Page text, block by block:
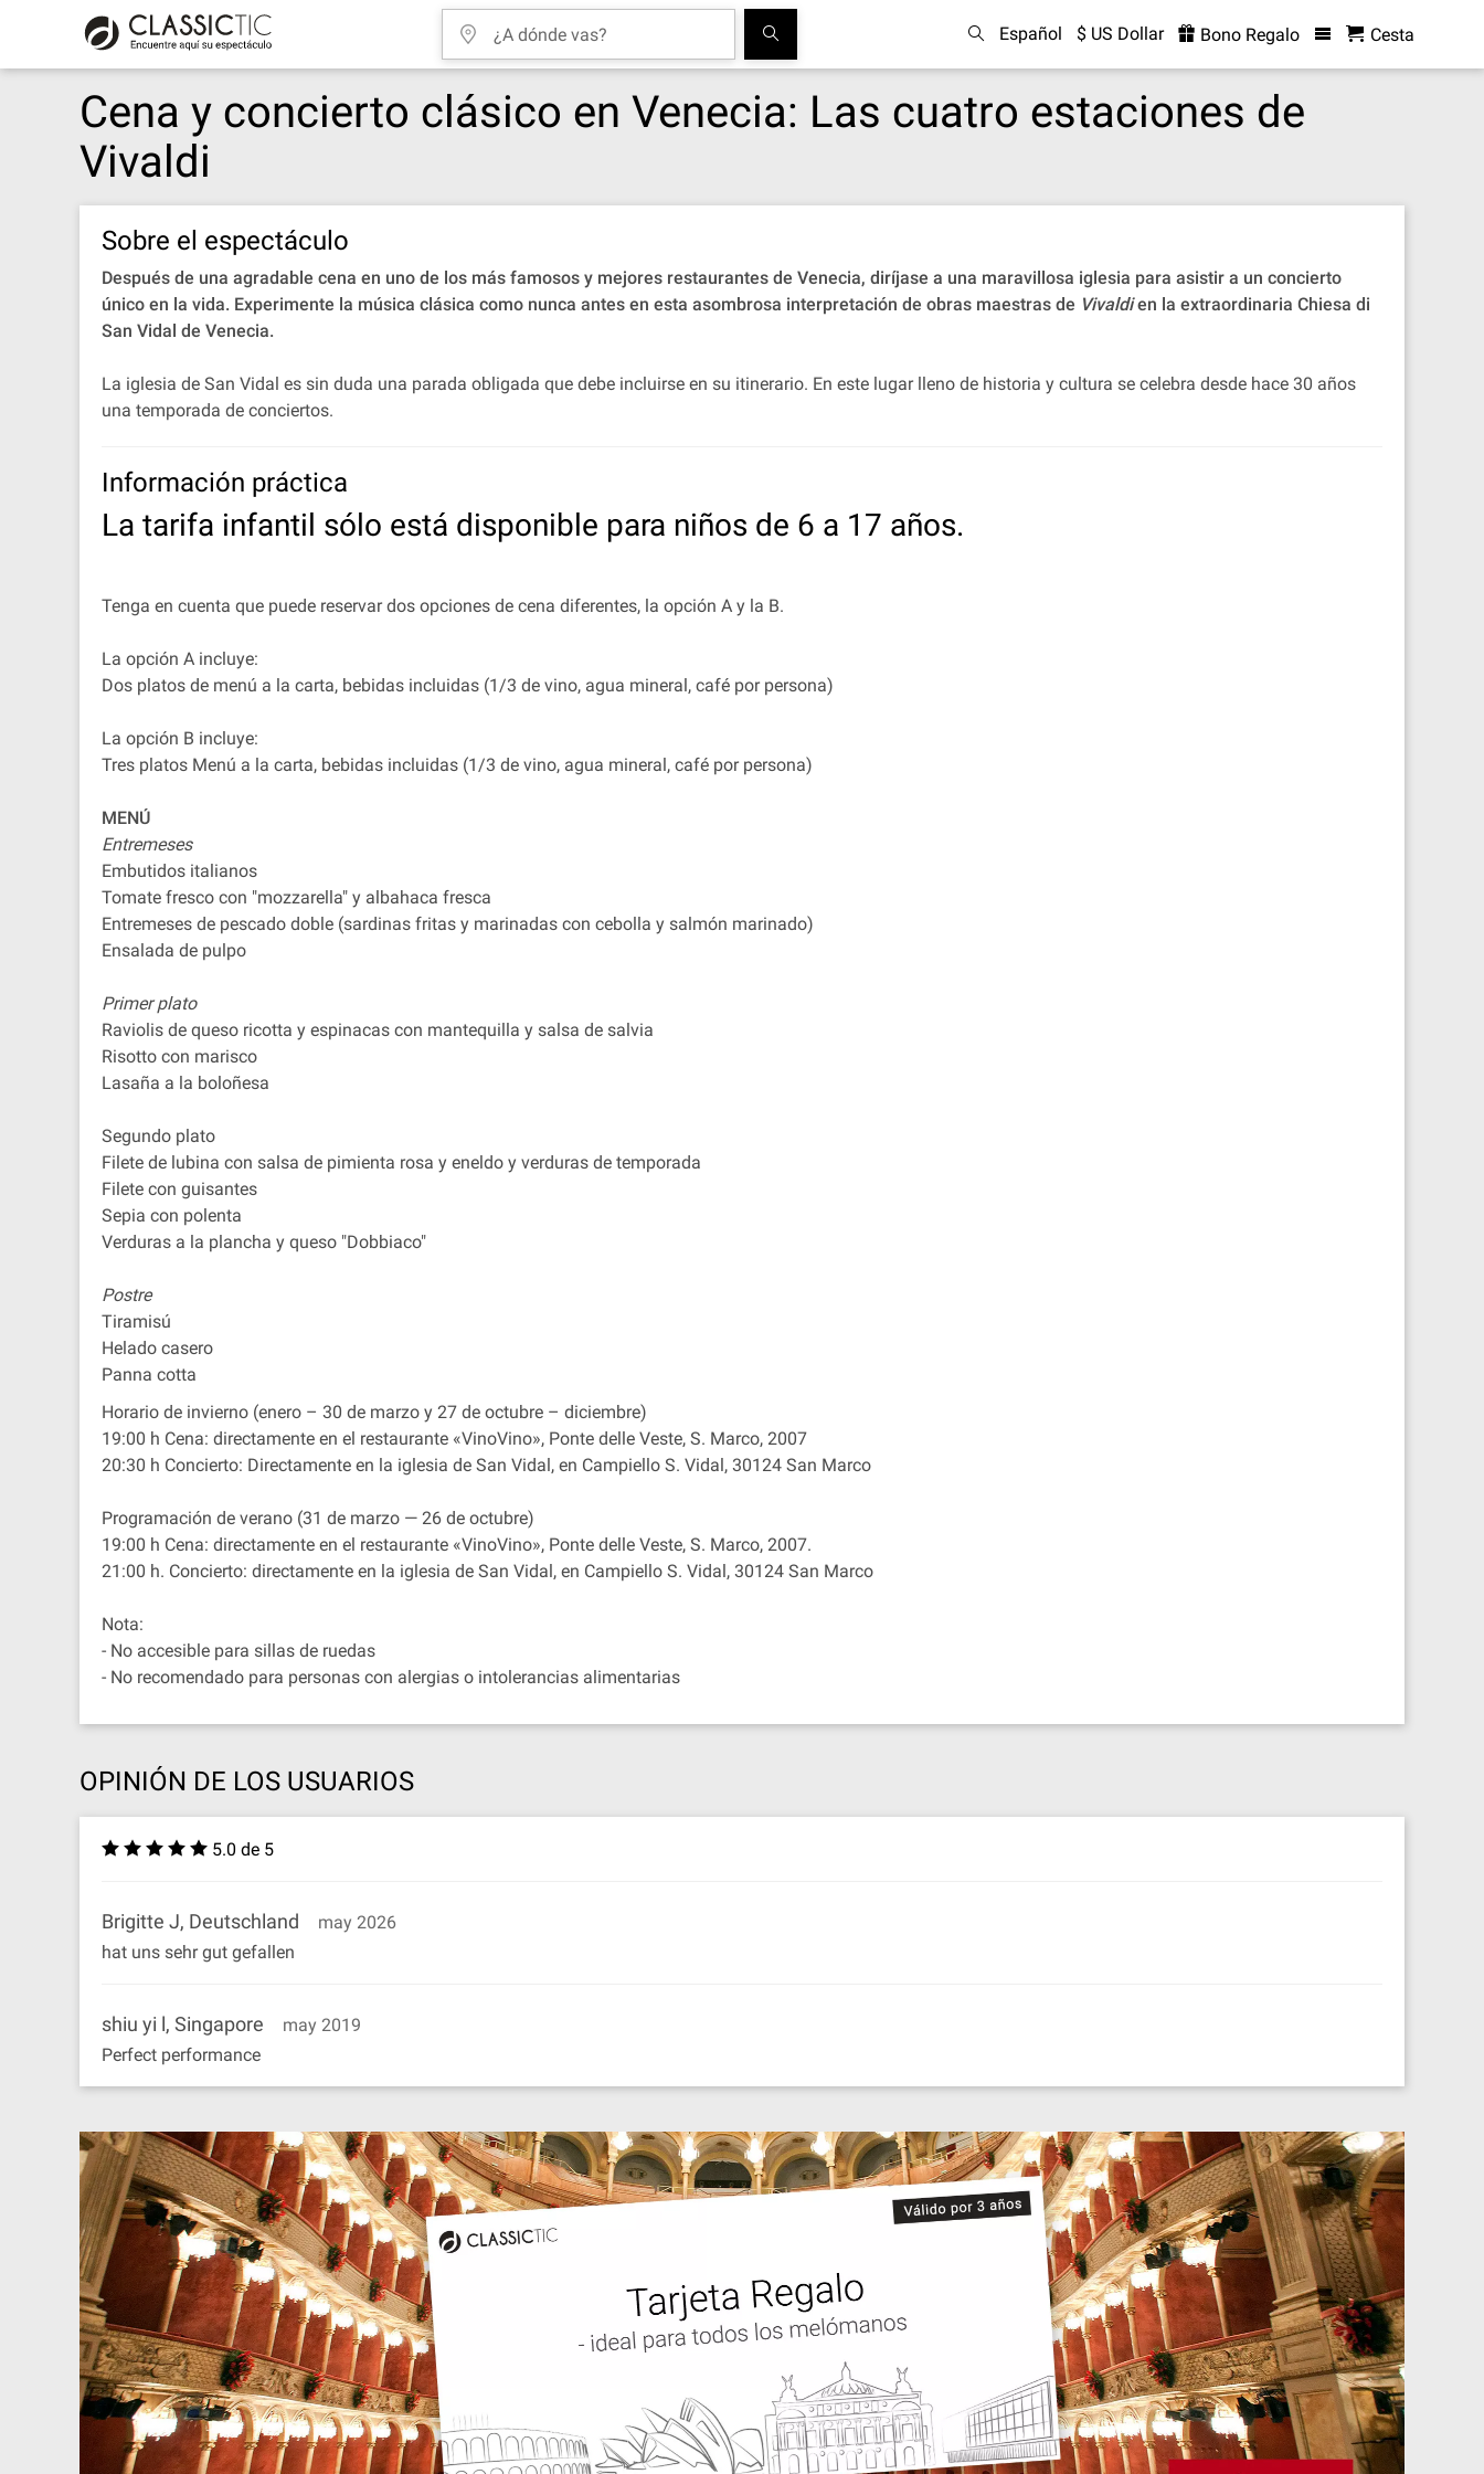
Español $ US Dollar Bono Regalo Cesta
Cena y concierto clásico en Venecia: Las cuatro estaciones de
Vivaldi
Sobre el espectáculo
Después de una agradable cena en uno de los más famosos y mejores restaurantes de Venecia, diríjase a una maravillosa iglesia para asistir a un concierto
único en la vida. Experimente la música clásica como nunca antes en esta asombrosa interpretación de obras maestras de Vivaldien la extraordinaria Chiesa di
San Vidal de Venecia.
La iglesia de San Vidal es sin duda una parada obligada que debe incluirse en su itinerario. En este lugar lleno de historia y cultura se celebra desde hace 30 años
una temporada de conciertos.
Información práctica
La tarifa infantil sólo está disponible para niños de 6 a 17 años.
Tenga en cuenta que puede reservar dos opciones de cena diferentes, la opción A y la B.
La opción A incluye:
Dos platos de menú a la carta, bebidas incluidas (1/3 de vino, agua mineral, café por persona)
La opción B incluye:
Tres platos Menú a la carta, bebidas incluidas (1/3 de vino, agua mineral, café por persona)
MENÚ
Entremeses
Embutidos italianos
Tomate fresco con "mozzarella" y albahaca fresca
Entremeses de pescado doble (sardinas fritas y marinadas con cebolla y salmón marinado)
Ensalada de pulpo
Primer plato
Raviolis de queso ricotta y espinacas con mantequilla y salsa de salvia
Risotto con marisco
Lasaña a la boloñesa
Segundo plato
Filete de lubina con salsa de pimienta rosa y eneldo y verduras de temporada
Filete con guisantes
Sepia con polenta
Verduras a la plancha y queso "Dobbiaco"
Postre
Tiramisú
Helado casero
Panna cotta
Horario de invierno (enero – 30 de marzo y 27 de octubre – diciembre)
19:00 h Cena: directamente en el restaurante «VinoVino», Ponte delle Veste, S. Marco, 2007
20:30 h Concierto: Directamente en la iglesia de San Vidal, en Campiello S. Vidal, 30124 San Marco
Programación de verano (31 de marzo — 26 de octubre)
19:00 h Cena: directamente en el restaurante «VinoVino», Ponte delle Veste, S. Marco, 2007.
21:00 h. Concierto: directamente en la iglesia de San Vidal, en Campiello S. Vidal, 30124 San Marco
Nota:
- No accesible para sillas de ruedas
- No recomendado para personas con alergias o intolerancias alimentarias
OPINIÓN DE LOS USUARIOS
5.0 de 5
Brigitte J, Deutschland
may 2026
hat uns sehr gut gefallen
shiu yi l, Singapore
may 2019
Perfect performance